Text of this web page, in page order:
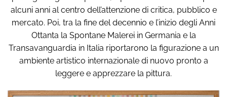
alcuni anni al centro dell’attenzione di critica, pubblico e
mercato. Poi, tra la fine del decennio e l’inizio degli Anni
Ottanta la Spontane Malerei in Germania e la
Transavanguardia in Italia riportarono la figurazione a un
ambiente artistico internazionale di nuovo pronto a
leggere e apprezzare la pittura.